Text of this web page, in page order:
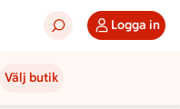
Logga in
Välj butik